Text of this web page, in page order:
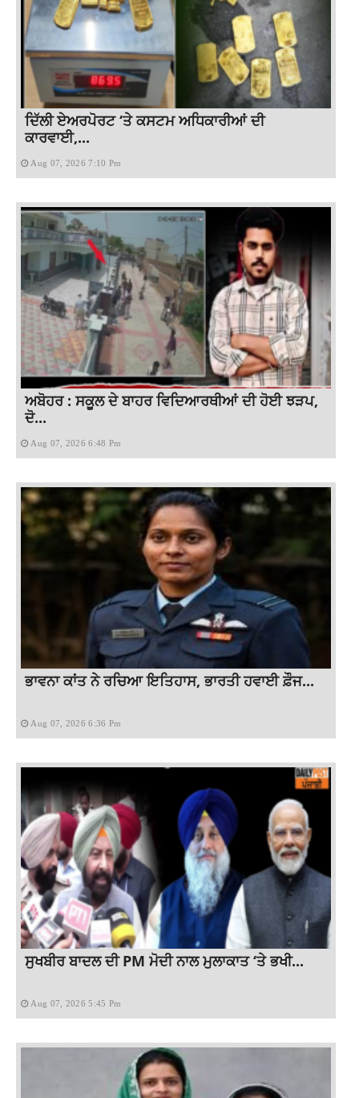
ਦਿੱਲੀ ਏਅਰਪੋਰਟ ‘ਤੇ ਕਸਟਮ ਅਧਿਕਾਰੀਆਂ ਦੀ
ਕਾਰਵਾਈ,...
Aug 07, 2026 7:10 Pm
ਅਬੋਹਰ : ਸਕੂਲ ਦੇ ਬਾਹਰ ਵਿਦਿਆਰਥੀਆਂ ਦੀ ਹੋਈ ਝੜਪ,
ਦੋ...
Aug 07, 2026 6:48 Pm
ਭਾਵਨਾ ਕਾਂਤ ਨੇ ਰਚਿਆ ਇਤਿਹਾਸ, ਭਾਰਤੀ ਹਵਾਈ ਫ਼ੌਜ...
Aug 07, 2026 6:36 Pm
ਸੁਖਬੀਰ ਬਾਦਲ ਦੀ PM ਮੋਦੀ ਨਾਲ ਮੁਲਾਕਾਤ ‘ਤੇ ਭਖੀ...
Aug 07, 2026 5:45 Pm